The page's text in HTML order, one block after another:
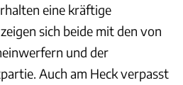
eine kräftige
sich beide mit den von
und der
Auch am Heck verpasst